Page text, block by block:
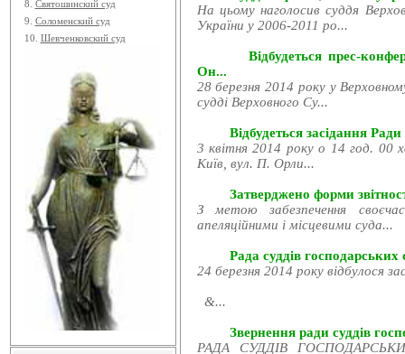
8. Святошинский суд
9. Соломенский суд
10. Шевченковский суд
На цьому наголосив суддя
України у 2006-2011 ро...
Відбудеться прес-
Он...
28 березня 2014 року у
судді Верховного Су...
Відбудеться засідання
3 квітня 2014 року о 14 год. 00
Київ, вул. П. Орли...
Затверджено форми
З метою забезпечення
апеляційними і місцевими суда...
Рада суддів господарських
24 березня 2014 року відбулося
&...
Звернення ради суддів
РАДА СУДДІВ